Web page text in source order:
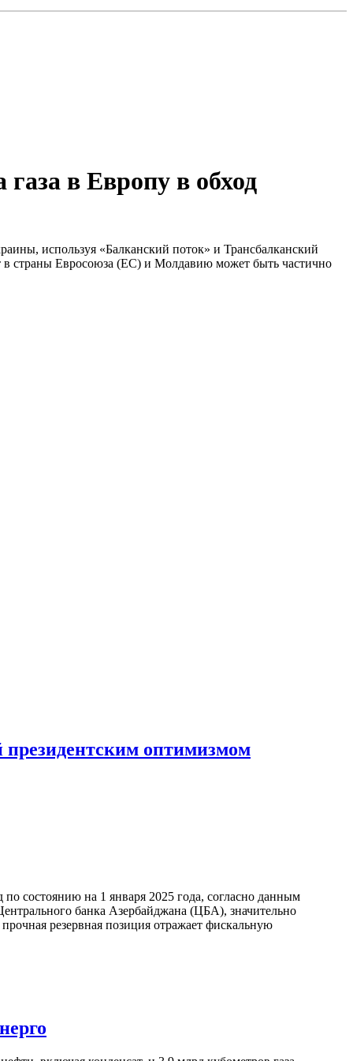
в Европу в обход
используя «Балканский поток» и Трансбалканский
в страны Евросоюза (ЕС) и Молдавию может быть частично
президентским оптимизмом
состоянию на 1 января 2025 года, согласно данным
банка Азербайджана (ЦБА), значительно
резервная позиция отражает фискальную